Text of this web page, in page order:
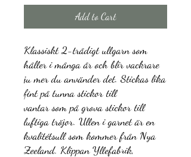
Add to Cart
Klassiskt 2-trådigt ullgarn som
håller i många år och blir vackrare
ju mer du använder det. Stickas lika
fint på tunna stickor till
vantar som på grova stickor till
luftiga tröjor. Ullen i garnet är en
kvalitétsull som kommer från Nya
Zeeland. Klippan Yllefabrik,